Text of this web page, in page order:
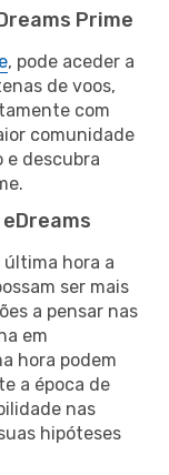
Prime
, pode aceder a
de voos,
com
comunidade
e descubra
última hora a
ser mais
a pensar nas
em
hora podem
a época de
nas
hipóteses